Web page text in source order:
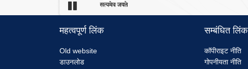
Pause
महत्वपूर्ण लिंक
Menu
Old website
डाउनलोड
सम्बंधित लिंक
Menu
कॉपीराइट नीति
गोपनीयता नीति